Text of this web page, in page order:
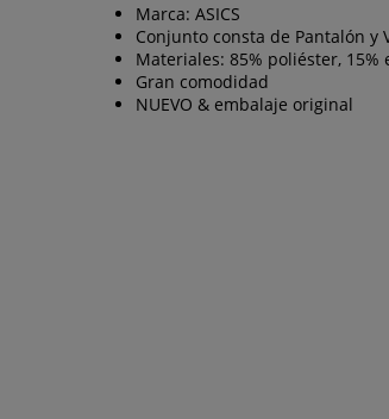
Marca: ASICS
Conjunto consta de Pantalón y
Materiales: 85% poliéster, 15%
Gran comodidad
NUEVO & embalaje original